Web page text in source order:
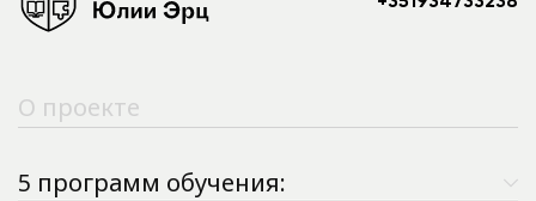
О проекте
5 программ обучения: